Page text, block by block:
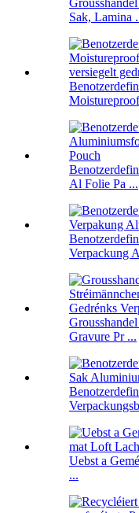
Sak, Lamina
Al Folie Pa ...
Verpackung
Gravure Pr ...
Uebst a
...